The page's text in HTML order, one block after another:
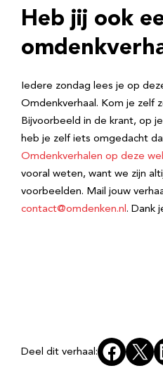
Heb jij ook
Iedere zondag lees je op
Omdenkverhaal. Kom je zelf
Bijvoorbeeld in de krant, op
heb je zelf iets omgedacht
Omdenkverhalen op deze
vooral weten, want we zijn
voorbeelden. Mail jouw
contact@omdenken.nl. Dank
Deel dit verhaal: Facebook
X